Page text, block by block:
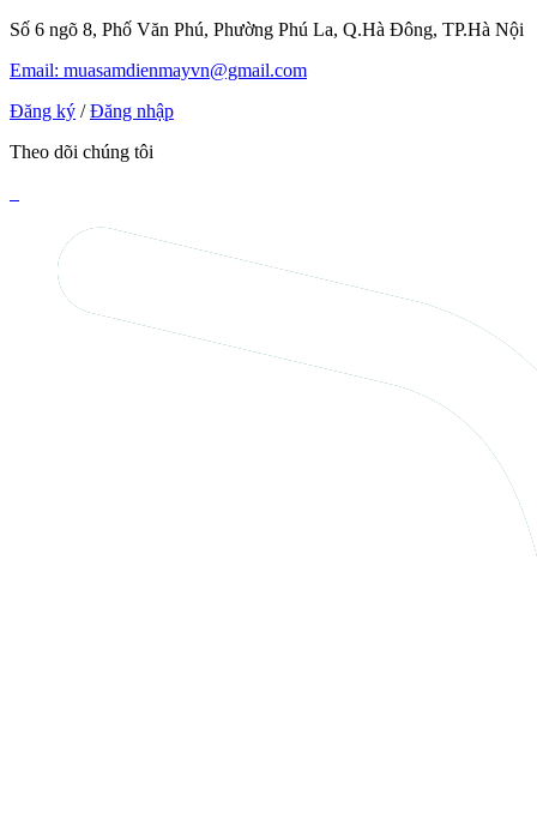
Số 6 ngõ 8, Phố Văn Phú, Phường Phú La, Q.Hà Đông, TP.Hà Nội
Email: muasamdienmayvn@gmail.com
Đăng ký / Đăng nhập
Theo dõi chúng tôi